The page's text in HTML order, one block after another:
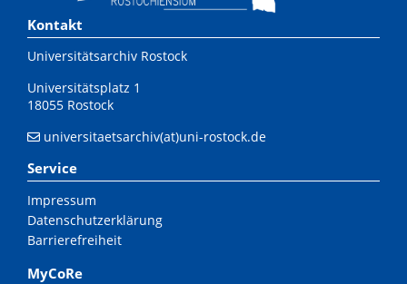
Kontakt
Universitätsarchiv Rostock
Universitätsplatz 1
18055 Rostock
universitaetsarchiv(at)uni-rostock.de
Service
Impressum
Datenschutzerklärung
Barrierefreiheit
MyCoRe